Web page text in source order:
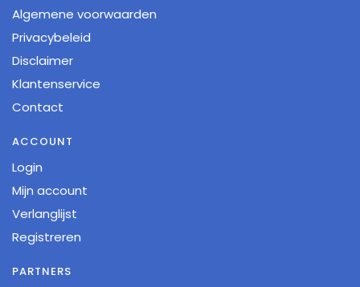
Algemene voorwaarden
Privacybeleid
Disclaimer
Klantenservice
Contact
ACCOUNT
Login
Mijn account
Verlanglijst
Registreren
PARTNERS